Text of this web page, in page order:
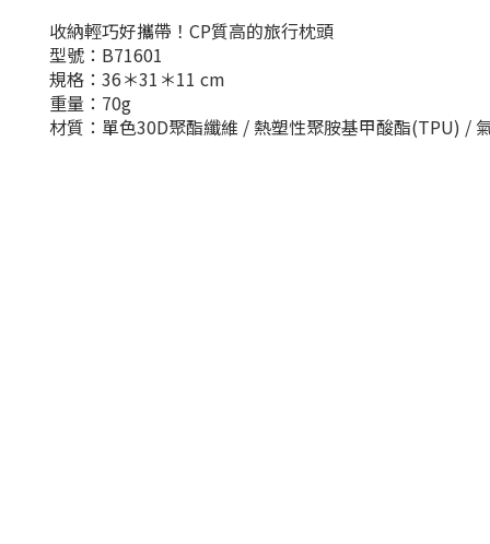
收納輕巧好攜帶！CP質高的旅行枕頭
型號：B71601
規格：36＊31＊11 cm
重量：70g
材質：單色30D聚酯纖維 / 熱塑性聚胺基甲酸酯(TPU) /